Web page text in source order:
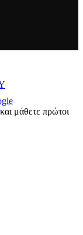
και μάθετε πρώτοι